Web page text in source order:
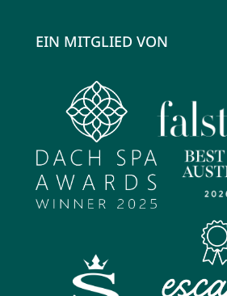
EIN MITGLIED VON